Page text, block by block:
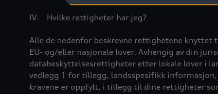
IV. Hvilke rettigheter har jeg?
Alle de nedenfor beskrevne rettighetene knyttet
EU- og/eller nasjonale lover. Avhengig av din
databeskyttelsesrettigheter etter lokale lover i
vedlegg 1 for tillegg, landsspesifikk
kravene er oppfylt, i tillegg til dine rettigheter